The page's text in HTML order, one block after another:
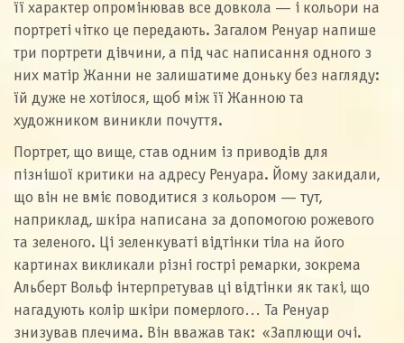
її характер опромінював все довкола — і кольори на
портреті чітко це передають. Загалом Ренуар напише
три портрети дівчини, а під час написання одного з
них матір Жанни не залишатиме доньку без нагляду:
їй дуже не хотілося, щоб між її Жанною та
художником виникли почуття.
Портрет, що вище, став одним із приводів для
пізнішої критики на адресу Ренуара. Йому закидали,
що він не вміє поводитися з кольором — тут,
наприклад, шкіра написана за допомогою рожевого
та зеленого. Ці зеленкуваті відтінки тіла на його
картинах викликали різні гострі ремарки, зокрема
Альберт Вольф інтерпретував ці відтінки як такі, що
нагадують колір шкіри померлого… Та Ренуар
знизував плечима. Він вважав так: «Заплющи очі.